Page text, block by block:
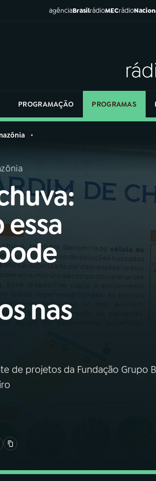
agênciaBrasilrádioMECrádio
PROGRAMAÇÃO PROGRAMAS
Buscar
nas
de projetos da Fundação Grupo